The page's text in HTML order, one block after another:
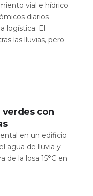
vial e hídrico
diarios
logística. El
las lluvias, pero
con
en un edificio
agua de lluvia y
de la losa 15°C en